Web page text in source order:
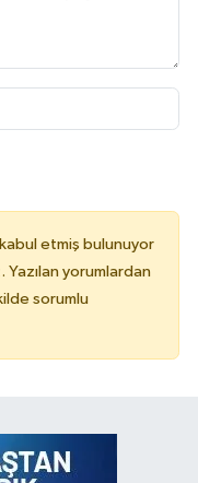
kabul etmiş bulunuyor
yorumlardan
sorumlu